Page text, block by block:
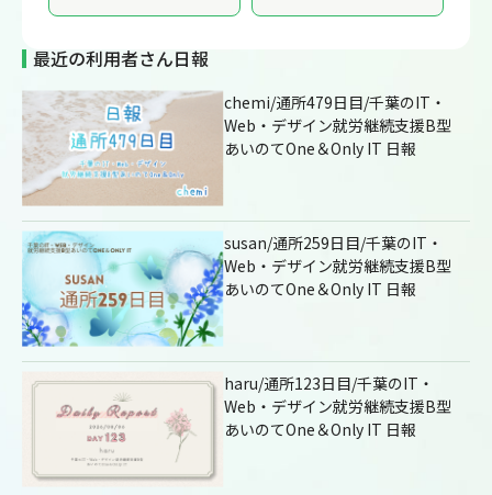
最近の利用者さん日報
chemi/通所479日目/千葉のIT・
Web・デザイン就労継続支援B型
あいのてOne＆Only IT 日報
susan/通所259日目/千葉のIT・
Web・デザイン就労継続支援B型
あいのてOne＆Only IT 日報
haru/通所123日目/千葉のIT・
Web・デザイン就労継続支援B型
あいのてOne＆Only IT 日報